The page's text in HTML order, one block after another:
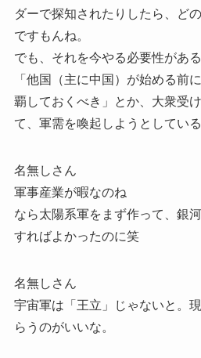
ダーで探知されたりしたら、ど
ですもんね。
でも、それを今やる必要性がある
「他国（主に中国）が始める前
覇しておくべき」とか、大衆受
て、軍需を喚起しようとしている
名無しさん
軍事産業が暇なのね
なら太陽系軍をまず作って、銀
すればよかったのに笑
名無しさん
宇宙軍は「王立」じゃないと。
らうのがいいな。